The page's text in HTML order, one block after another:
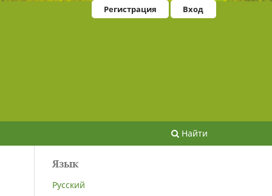
Найти
Регистрация Вход
Язык
Русский